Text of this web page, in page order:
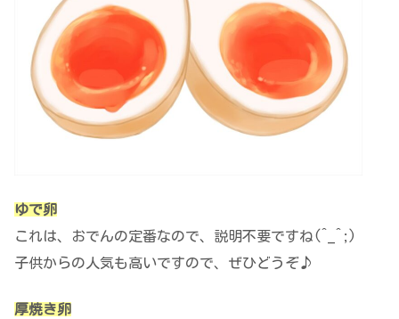
ゆで卵
これは、おでんの定番なので、説明不要ですね(^_^;)
子供からの人気も高いですので、ぜひどうぞ♪
厚焼き卵